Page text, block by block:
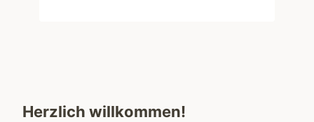
Herzlich willkommen!